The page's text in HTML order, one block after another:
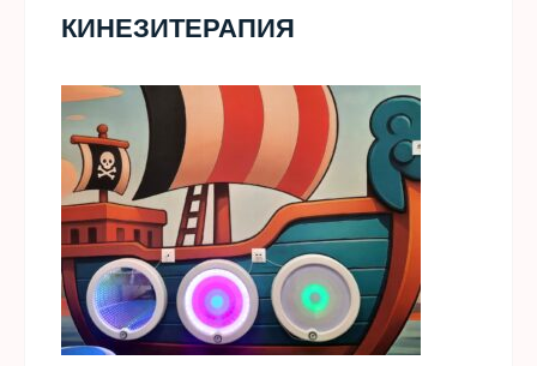
КИНЕЗИТЕРАПИЯ